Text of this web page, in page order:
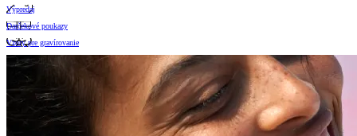
Výpredaj
Darčekové poukazy
Vzory pre gravírovanie